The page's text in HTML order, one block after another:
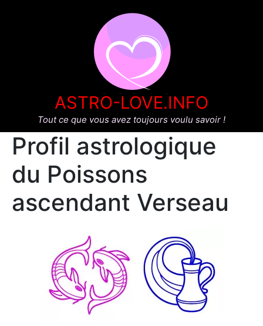
ASTRO-LOVE.INFO
Tout ce que vous avez toujours voulu savoir !
Profil astrologique
du Poissons
ascendant Verseau